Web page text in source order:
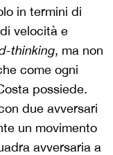
in termini di
velocità e
thinking, ma non
come ogni
possiede.
due avversari
un movimento
avversaria a